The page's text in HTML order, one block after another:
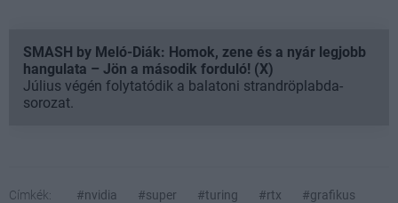
SMASH by Meló-Diák: Homok, zene és a nyár legjobb
hangulata – Jön a második forduló! (X)
Július végén folytatódik a balatoni strandröplabda-
sorozat.
Címkék: #nvidia #super #turing #rtx
#grafikus